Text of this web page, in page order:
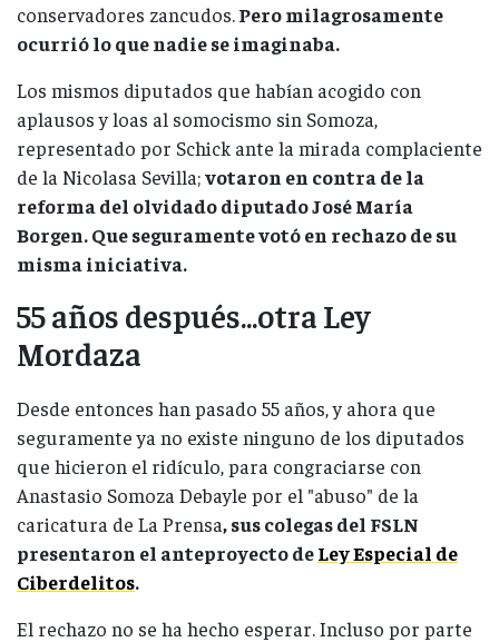
conservadores zancudos.Pero milagrosamente
ocurrió lo que nadie se imaginaba.
Los mismos diputados que habían acogido con
aplausos y loas al somocismo sin Somoza,
representado por Schick ante la mirada complaciente
de la Nicolasa Sevilla;votaron en contra de la
reforma del olvidado diputado José María
Borgen. Que seguramente votó en rechazo de su
misma iniciativa.
55 años después...otra Ley
Mordaza
Desde entonces han pasado 55 años, y ahora que
seguramente ya no existe ninguno de los diputados
que hicieron el ridículo, para congraciarse con
Anastasio Somoza Debayle por el "abuso" de la
caricatura de La Prensa, sus colegas del FSLN
presentaron el anteproyecto deLey Especial de
Ciberdelitos.
El rechazo no se ha hecho esperar. Incluso por parte